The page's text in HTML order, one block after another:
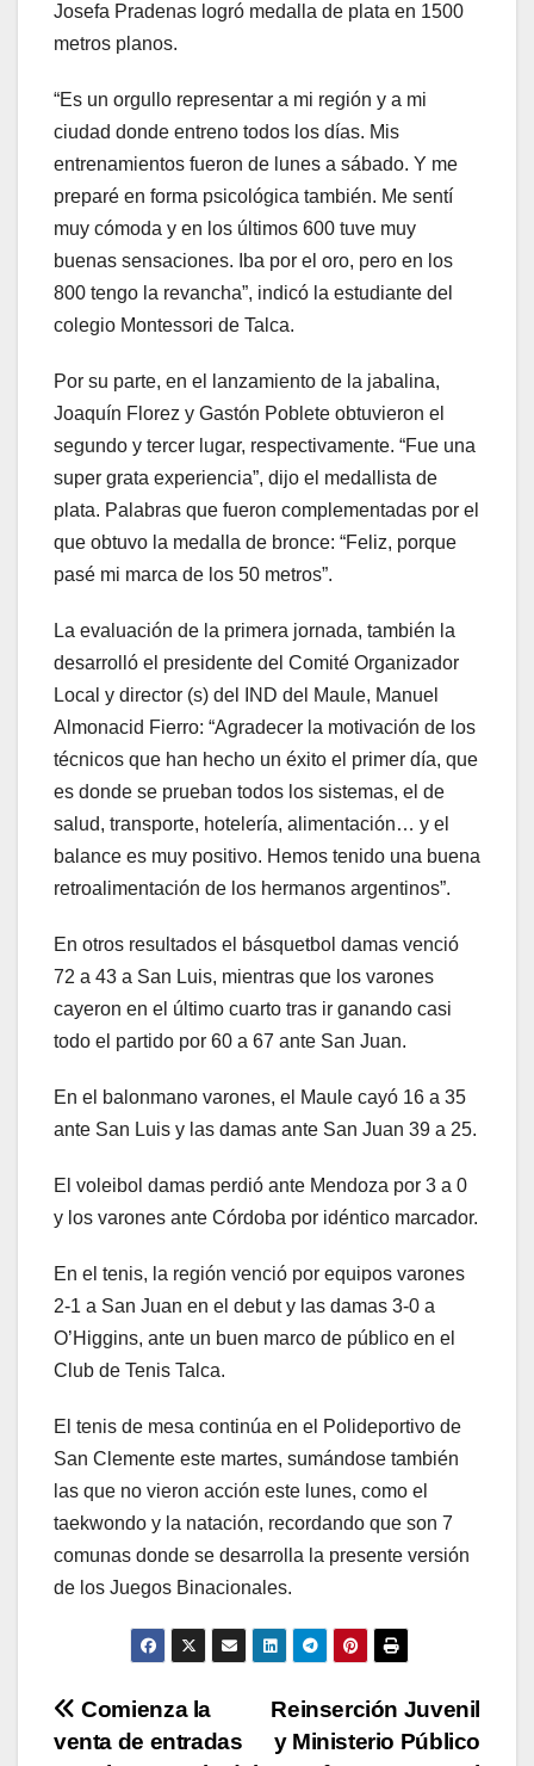
Josefa Pradenas logró medalla de plata en 1500
metros planos.
“Es un orgullo representar a mi región y a mi
ciudad donde entreno todos los días. Mis
entrenamientos fueron de lunes a sábado. Y me
preparé en forma psicológica también. Me sentí
muy cómoda y en los últimos 600 tuve muy
buenas sensaciones. Iba por el oro, pero en los
800 tengo la revancha”, indicó la estudiante del
colegio Montessori de Talca.
Por su parte, en el lanzamiento de la jabalina,
Joaquín Florez y Gastón Poblete obtuvieron el
segundo y tercer lugar, respectivamente. “Fue una
super grata experiencia”, dijo el medallista de
plata. Palabras que fueron complementadas por el
que obtuvo la medalla de bronce: “Feliz, porque
pasé mi marca de los 50 metros”.
La evaluación de la primera jornada, también la
desarrolló el presidente del Comité Organizador
Local y director (s) del IND del Maule, Manuel
Almonacid Fierro: “Agradecer la motivación de los
técnicos que han hecho un éxito el primer día, que
es donde se prueban todos los sistemas, el de
salud, transporte, hotelería, alimentación… y el
balance es muy positivo. Hemos tenido una buena
retroalimentación de los hermanos argentinos”.
En otros resultados el básquetbol damas venció
72 a 43 a San Luis, mientras que los varones
cayeron en el último cuarto tras ir ganando casi
todo el partido por 60 a 67 ante San Juan.
En el balonmano varones, el Maule cayó 16 a 35
ante San Luis y las damas ante San Juan 39 a 25.
El voleibol damas perdió ante Mendoza por 3 a 0
y los varones ante Córdoba por idéntico marcador.
En el tenis, la región venció por equipos varones
2-1 a San Juan en el debut y las damas 3-0 a
O’Higgins, ante un buen marco de público en el
Club de Tenis Talca.
El tenis de mesa continúa en el Polideportivo de
San Clemente este martes, sumándose también
las que no vieron acción este lunes, como el
taekwondo y la natación, recordando que son 7
comunas donde se desarrolla la presente versión
de los Juegos Binacionales.
Navegación
Reinserción Juvenil
y Ministerio Público
Comienza la
venta de entradas